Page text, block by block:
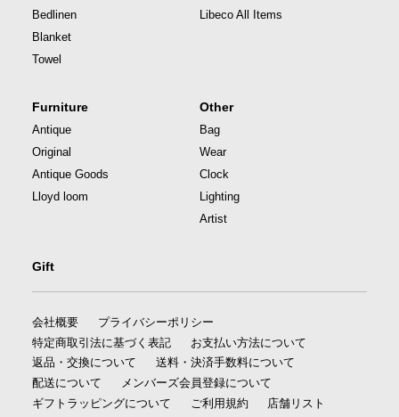
Bedlinen
Blanket
Towel
Libeco All Items
Furniture
Antique
Original
Antique Goods
Lloyd loom
Other
Bag
Wear
Clock
Lighting
Artist
Gift
会社概要
プライバシーポリシー
特定商取引法に基づく表記
お支払い方法について
返品・交換について
送料・決済手数料について
配送について
メンバーズ会員登録について
ギフトラッピングについて
ご利用規約
店舗リスト